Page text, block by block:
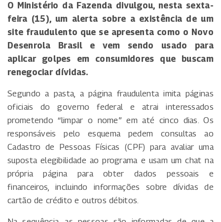
O Ministério da Fazenda divulgou, nesta sexta-
feira (15), um alerta sobre a existência de um
site fraudulento que se apresenta como o Novo
Desenrola Brasil e vem sendo usado para
aplicar golpes em consumidores que buscam
renegociar dívidas.
Segundo a pasta, a página fraudulenta imita páginas
oficiais do governo federal e atrai interessados
prometendo “limpar o nome” em até cinco dias. Os
responsáveis pelo esquema pedem consultas ao
Cadastro de Pessoas Físicas (CPF) para avaliar uma
suposta elegibilidade ao programa e usam um chat na
própria página para obter dados pessoais e
financeiros, incluindo informações sobre dívidas de
cartão de crédito e outros débitos.